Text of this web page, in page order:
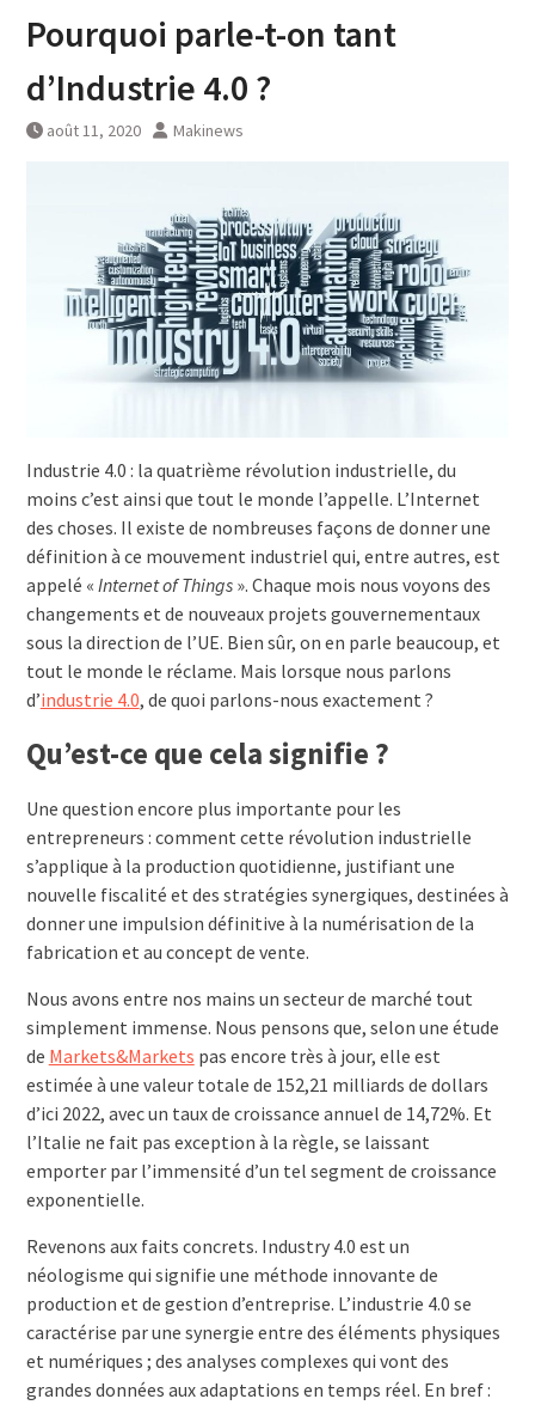
Pourquoi parle-t-on tant
d’Industrie 4.0 ?
août 11, 2020 Makinews
Industrie 4.0 : la quatrième révolution industrielle, du
moins c’est ainsi que tout le monde l’appelle. L’Internet
des choses. Il existe de nombreuses façons de donner une
définition à ce mouvement industriel qui, entre autres, est
appelé « Internet of Things». Chaque mois nous voyons des
changements et de nouveaux projets gouvernementaux
sous la direction de l’UE. Bien sûr, on en parle beaucoup, et
tout le monde le réclame. Mais lorsque nous parlons
d’industrie 4.0, de quoi parlons-nous exactement ?
Qu’est-ce que cela signifie ?
Une question encore plus importante pour les
entrepreneurs : comment cette révolution industrielle
s’applique à la production quotidienne, justifiant une
nouvelle fiscalité et des stratégies synergiques, destinées à
donner une impulsion définitive à la numérisation de la
fabrication et au concept de vente.
Nous avons entre nos mains un secteur de marché tout
simplement immense. Nous pensons que, selon une étude
de Markets&Markets pas encore très à jour, elle est
estimée à une valeur totale de 152,21 milliards de dollars
d’ici 2022, avec un taux de croissance annuel de 14,72%. Et
l’Italie ne fait pas exception à la règle, se laissant
emporter par l’immensité d’un tel segment de croissance
exponentielle.
Revenons aux faits concrets. Industry 4.0 est un
néologisme qui signifie une méthode innovante de
production et de gestion d’entreprise. L’industrie 4.0 se
caractérise par une synergie entre des éléments physiques
et numériques ; des analyses complexes qui vont des
grandes données aux adaptations en temps réel. En bref :